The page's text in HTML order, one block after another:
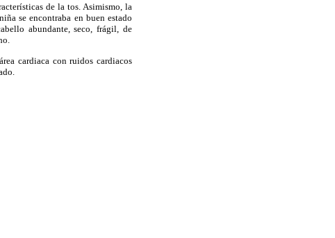
de la tos. Asimismo, la
se encontraba en buen estado
abundante, seco, frágil, de
cardiaca con ruidos cardiacos